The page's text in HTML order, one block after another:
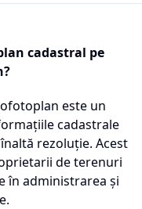
cadastral pe
este un
cadastrale
rezoluție. Acest
de terenuri
în administrarea și